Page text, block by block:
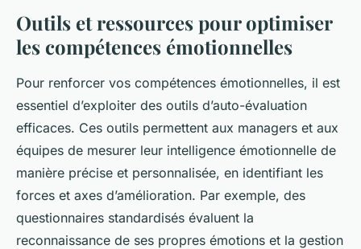
Outils et ressources pour optimiser
les compétences émotionnelles
Pour renforcer vos compétences émotionnelles, il est
essentiel d’exploiter des outils d’auto-évaluation
efficaces. Ces outils permettent aux managers et aux
équipes de mesurer leur intelligence émotionnelle de
manière précise et personnalisée, en identifiant les
forces et axes d’amélioration. Par exemple, des
questionnaires standardisés évaluent la
reconnaissance de ses propres émotions et la gestion